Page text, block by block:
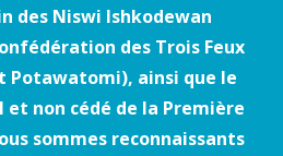
des Niswi Ishkodewan
des Trois Feux
Potawatomi), ainsi que le
non cédé de la Première
sommes reconnaissants